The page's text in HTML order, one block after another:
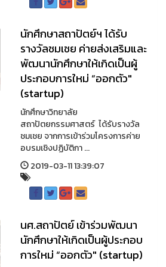
นักศึกษาสถาปัตย์ฯ ได้รับ
รางวัลชมเชย ค่ายส่งเสริมและ
พัฒนานักศึกษาให้เกิดเป็นผู้
ประกอบการใหม่ “ออกตัว"
(startup)
นักศึกษาวิทยาลัย
สถาปัตยกรรมศาสตร์ ได้รับรางวัล
ชมเชย จากการเข้าร่วมโครงการค่าย
อบรมเชิงปฏิบัติกา ...
2019-03-11 13:39:07
นศ.สถาปัตย์ เข้าร่วมพัฒนา
นักศึกษาให้เกิดเป็นผู้ประกอบ
การใหม่ “ออกตัว" (startup)